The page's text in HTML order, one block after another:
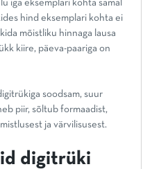
iga eksemplari kohta samal
hind eksemplari kohta ei
mõistliku hinnaga lausa
kiire, päeva-paariga on
soodsam, suur
piir, sõltub formaadist,
ja värvilisusest.
digitrüki